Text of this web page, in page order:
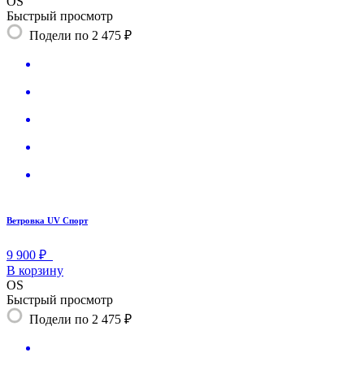
Быстрый просмотр
Подели по 2 475 ₽
Ветровка UV Спорт
9 900 ₽
В корзину
OS
Быстрый просмотр
Подели по 2 475 ₽